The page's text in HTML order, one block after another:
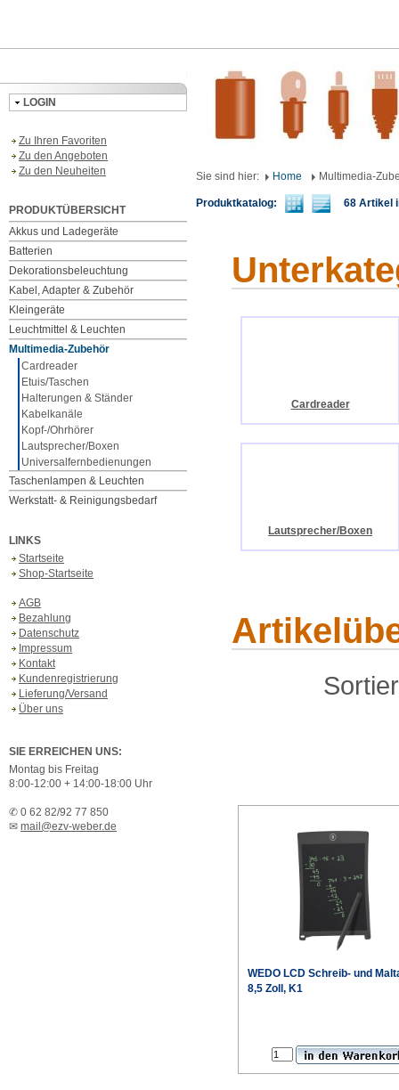
LOGIN
Zu Ihren Favoriten
Zu den Angeboten
Zu den Neuheiten
PRODUKTÜBERSICHT
Akkus und Ladegeräte
Batterien
Dekorationsbeleuchtung
Kabel, Adapter & Zubehör
Kleingeräte
Leuchtmittel & Leuchten
Multimedia-Zubehör
Cardreader
Etuis/Taschen
Halterungen & Ständer
Kabelkanäle
Kopf-/Ohrhörer
Lautsprecher/Boxen
Universalfernbedienungen
Taschenlampen & Leuchten
Werkstatt- & Reinigungsbedarf
LINKS
Startseite
Shop-Startseite
AGB
Bezahlung
Datenschutz
Impressum
Kontakt
Kundenregistrierung
Lieferung/Versand
Über uns
SIE ERREICHEN UNS:
Montag bis Freitag
8:00-12:00 + 14:00-18:00 Uhr
✆ 0 62 82/92 77 850
✉ mail@ezv-weber.de
Sie sind hier: Home Multimedia-
Produktkatalog: 68 Artikel
Cardreader
Lautsprecher/Boxen
WEDO LCD Schreib- und
8,5 Zoll, K1